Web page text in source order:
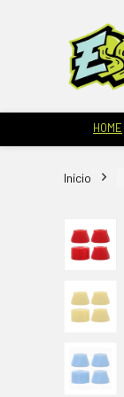
HOME
Início